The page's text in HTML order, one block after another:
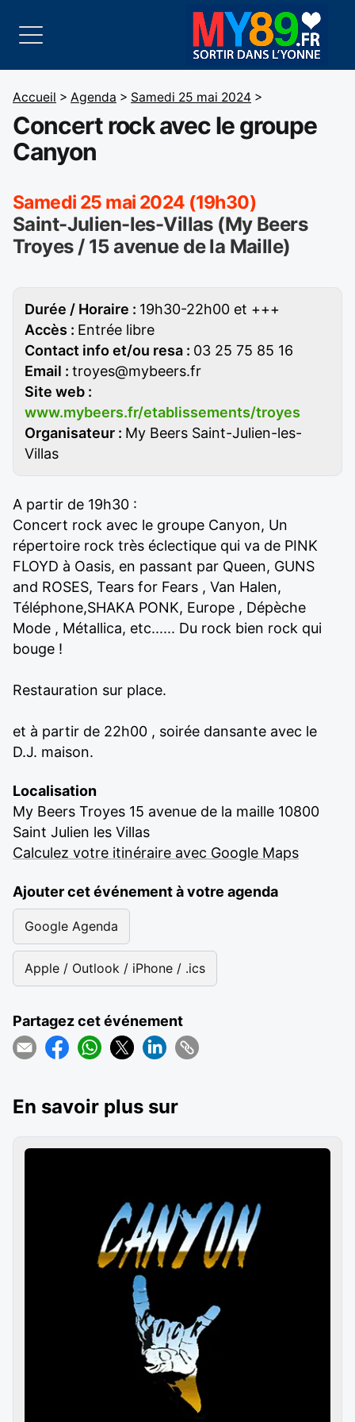
Accueil > Agenda > Samedi 25 mai 2024 >
Concert rock avec le groupe
Canyon
Samedi 25 mai 2024 (19h30)
Saint-Julien-les-Villas (My Beers
Troyes / 15 avenue de la Maille)
Durée / Horaire : 19h30-22h00 et +++
Accès : Entrée libre
Contact info et/ou resa : 03 25 75 85 16
Email : troyes@mybeers.fr
Site web :
www.mybeers.fr/etablissements/troyes
Organisateur : My Beers Saint-Julien-les-
Villas
A partir de 19h30 :
Concert rock avec le groupe Canyon, Un
répertoire rock très éclectique qui va de PINK
FLOYD à Oasis, en passant par Queen, GUNS
and ROSES, Tears for Fears , Van Halen,
Téléphone,SHAKA PONK, Europe , Dépèche
Mode , Métallica, etc...... Du rock bien rock qui
bouge !
Restauration sur place.
et à partir de 22h00 , soirée dansante avec le
D.J. maison.
Localisation
My Beers Troyes 15 avenue de la maille 10800
Saint Julien les Villas
Calculez votre itinéraire avec Google Maps
Ajouter cet événement à votre agenda
Google Agenda
Apple / Outlook / iPhone / .ics
Partagez cet événement
En savoir plus sur